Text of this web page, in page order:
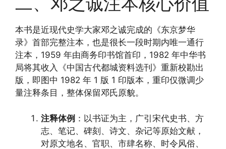
本书是近现代史学大家邓之诚完成的《东京梦华
录》首部完整注本，也是很长一段时期内唯一通行
注本，1959 年由商务印书馆首印，1982 年中华书
局将其收入《中国古代都城资料选刊》重新校勘出
版，即图中 1982 年 1 版 1 印版本，重印仅微调少
量注释条目，整体保留邓氏原貌。
注释体例 ：以书证为主，广引宋代史书、方
志、笔记、碑刻、诗文、杂记等原始文献，
对原文地名、官职、市肆名称、时令风俗、